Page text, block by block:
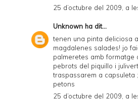
25 d’octubre del 2009, a
Unknown ha dit...
tenen una pinta deliciosa
magdalenes salades! jo
palmeretes amb formatge
pebrots del piquillo i
traspassarem a capsuleta
petons
25 d’octubre del 2009, a